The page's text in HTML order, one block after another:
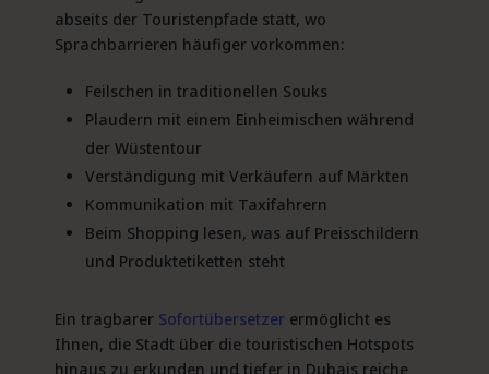
abseits der Touristenpfade statt, wo
Sprachbarrieren häufiger vorkommen:
Feilschen in traditionellen Souks
Plaudern mit einem Einheimischen während
der Wüstentour
Verständigung mit Verkäufern auf Märkten
Kommunikation mit Taxifahrern
Beim Shopping lesen, was auf Preisschildern
und Produktetiketten steht
Ein tragbarer Sofortübersetzerermöglicht es
Ihnen, die Stadt über die touristischen Hotspots
hinaus zu erkunden und tiefer in Dubais reiche